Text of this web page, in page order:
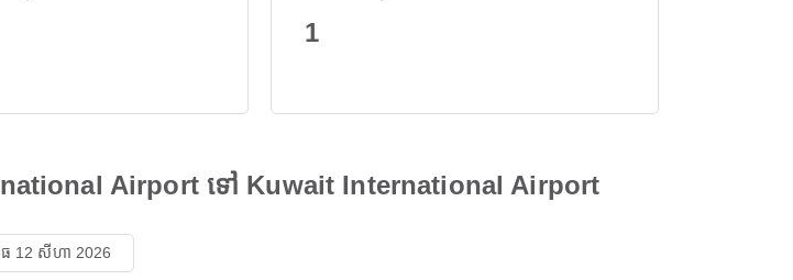
1
Airport ទៅ Kuwait International Airport
12 សីហា 2026